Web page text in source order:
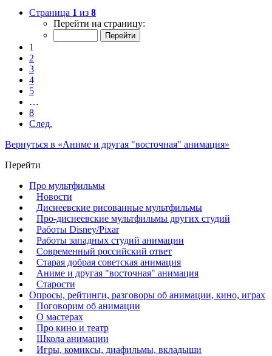
Страница 1 из 8
Перейти на страницу:
1
2
3
4
5
…
8
След.
Вернуться в «Аниме и другая "восточная" анимация»
Перейти
Про мультфильмы
Новости
Диснеевские рисованные мультфильмы
Про-диснеевские мультфильмы других студий
Работы Disney/Pixar
Работы западных студий анимации
Современный российский ответ
Старая добрая советская анимация
Аниме и другая "восточная" анимация
Старости
Опросы, рейтинги, разговоры об анимации, кино, играх
Поговорим об анимации
О мастерах
Про кино и театр
Школа анимации
Игры, комиксы, диафильмы, вкладыши